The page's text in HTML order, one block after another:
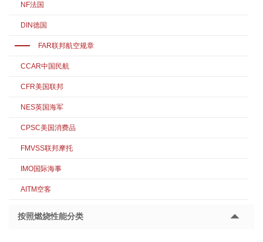
NF法国
DIN德国
FAR联邦航空规章
CCAR中国民航
CFR美国联邦
NES英国海军
CPSC美国消费品
FMVSS联邦摩托
IMO国际海事
AITM空客
按照燃烧性能分类